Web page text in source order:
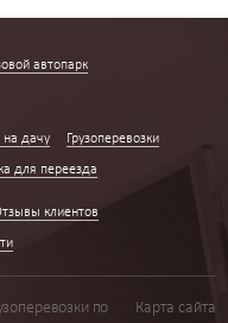
автопарк
на дачу Грузоперевозки
для переезда
клиентов
Карта сайта
по